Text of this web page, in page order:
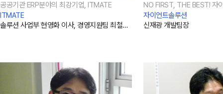
공공기관 ERP분야의 최강기업, ITMATE
ITMATE
솔루션 사업부 현영화 이사, 경영지원팀 최철민 팀장
NO FIRST, THE BEST! 자
자이언트솔루션
신재광 개발팀장